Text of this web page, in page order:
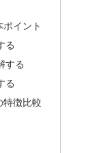
イント
る
する
る
特徴比較